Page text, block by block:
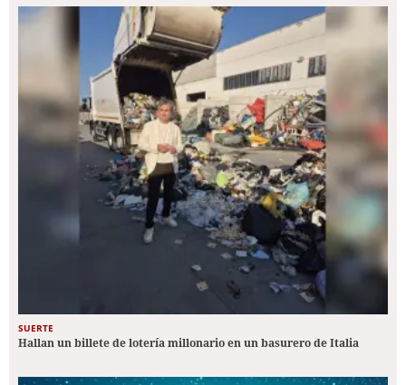
SUERTE
Hallan un billete de lotería millonario en un basurero de Italia